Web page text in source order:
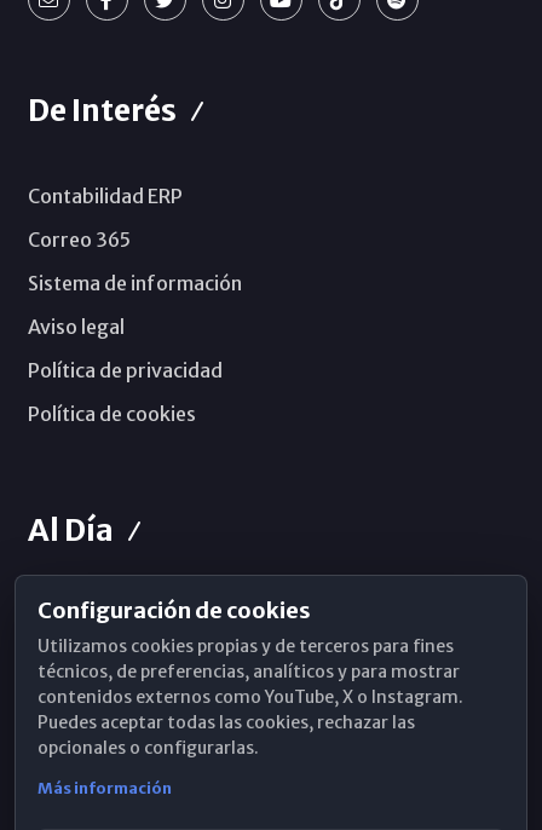
De Interés
Contabilidad ERP
Correo 365
Sistema de información
Aviso legal
Política de privacidad
Política de cookies
Al Día
Horarios de Misa
Hemeroteca
WhatsApp
Configuración de cookies
Utilizamos cookies propias y de terceros para fines
técnicos, de preferencias, analíticos y para mostrar
contenidos externos como YouTube, X o Instagram.
Puedes aceptar todas las cookies, rechazar las
opcionales o configurarlas.
Más información